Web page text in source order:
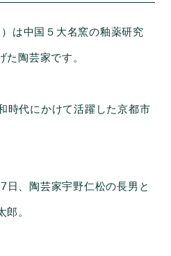
は中国５大名窯の釉薬研究
た陶芸家です。
代にかけて活躍した京都市
、陶芸家宇野仁松の長男と
。